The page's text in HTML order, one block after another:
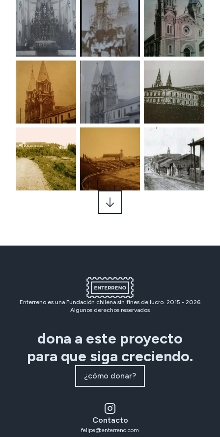
Enterreno es una Fundación chilena sin fines de lucro. 2015 - 2026
Algunos derechos reservados
dona a este proyecto
para que siga creciendo.
¿cómo donar?
Contacto
felipe@enterreno.com